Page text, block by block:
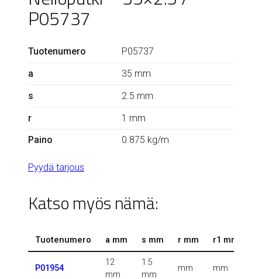
P05737
Tuotenumero
P05737
a
35 mm
s
2.5 mm
r
1 mm
Paino
0.875 kg/m
Pyydä tarjous
Katso myös nämä:
Tuotenumero a mm s mm r mm r1 mm
P01954
12
mm
1.5
mm
mm mm